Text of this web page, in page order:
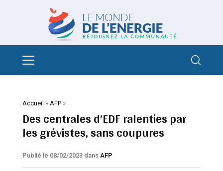
Accueil » AFP»
Des centrales d’EDF ralenties par
les grévistes, sans coupures
Publié le 08/02/2023 dans AFP